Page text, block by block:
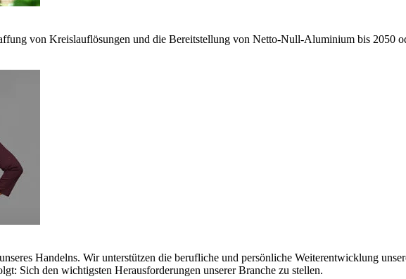
von Kreislauflösungen und die Bereitstellung von Netto-Null-Aluminium bis 2050
Handelns. Wir unterstützen die berufliche und persönliche Weiterentwicklung
Sich den wichtigsten Herausforderungen unserer Branche zu stellen.